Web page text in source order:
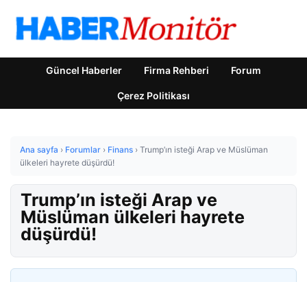
Güncel Haberler Firma Rehberi Forum
Çerez Politikası
Ana sayfa › Forumlar › Finans › Trump’ın isteği Arap ve Müslüman
ülkeleri hayrete düşürdü!
Trump’ın isteği Arap ve
Müslüman ülkeleri hayrete
düşürdü!